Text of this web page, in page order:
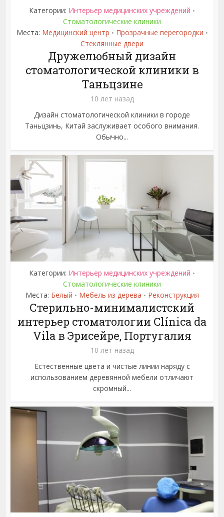
Категории: Интерьер медицинских учреждений •
Стоматологические клиники
Места: Медицинский центр • Прозрачные перегородки •
Стеклянные двери
Дружелюбный дизайн
стоматологической клиники в
Таньцзине
10 лет назад
Дизайн стоматологической клиники в городе
Таньцзинь, Китай заслуживает особого внимания.
Обычно...
Категории: Интерьер медицинских учреждений •
Стоматологические клиники
Места: Белый • Мебель из дерева • Реконструкция
Стерильно-минималистский
интерьер стоматологии Clínica da
Vila в Эрисейре, Португалия
10 лет назад
Естественные цвета и чистые линии наряду с
использованием деревянной мебели отличают
скромный...